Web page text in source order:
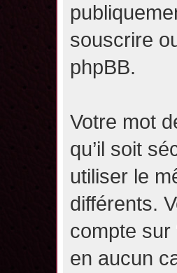
souscrire
phpBB.
Votre mot
qu’il soit
utiliser le
différents.
compte sur
en aucun